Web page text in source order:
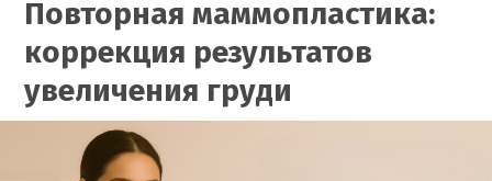
Повторная маммопластика:
коррекция результатов
увеличения груди